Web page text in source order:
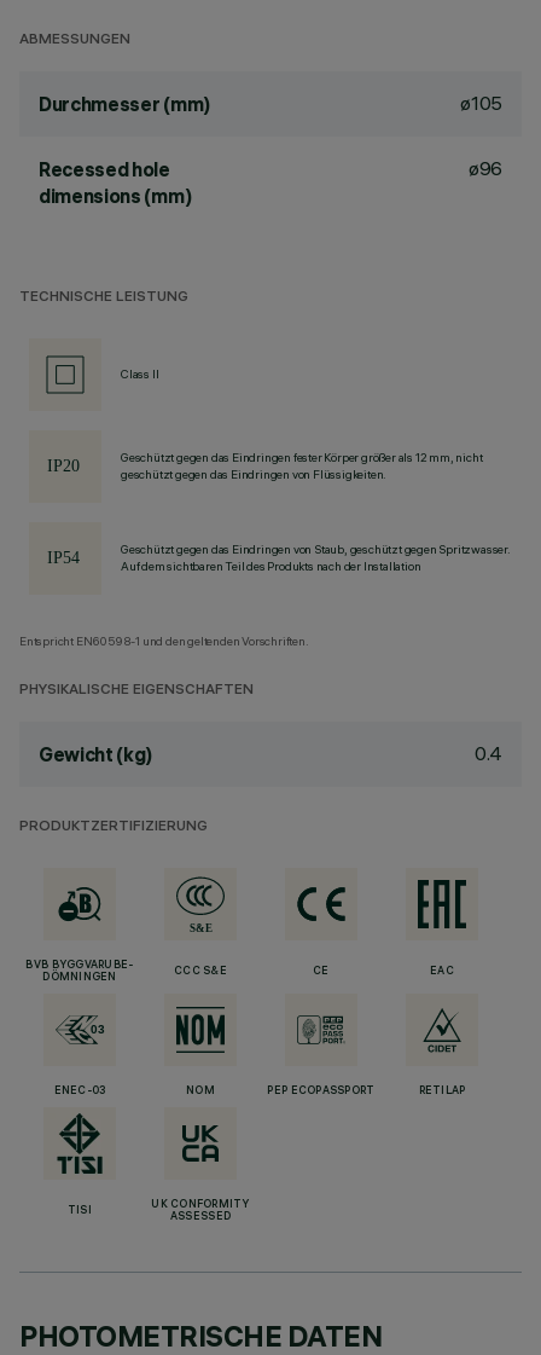
ABMESSUNGEN
Durchmesser (mm) ø105
Recessed hole
dimensions (mm)
ø96
TECHNISCHE LEISTUNG
Class II
Geschützt gegen das Eindringen fester Körper größer als 12 mm, nicht
geschützt gegen das Eindringen von Flüssigkeiten.
Geschützt gegen das Eindringen von Staub, geschützt gegen Spritzwasser.
Auf dem sichtbaren Teil des Produkts nach der Installation
Entspricht EN60598-1 und den geltenden Vorschriften.
PHYSIKALISCHE EIGENSCHAFTEN
Gewicht (kg) 0.4
PRODUKTZERTIFIZIERUNG
BVB BYGGVARUBE-
DÖMNINGEN
CCC S&E CE EAC
ENEC-03 NOM PEP ECOPASSPORT RETILAP
TISI
UK CONFORMITY
ASSESSED
PHOTOMETRISCHE DATEN